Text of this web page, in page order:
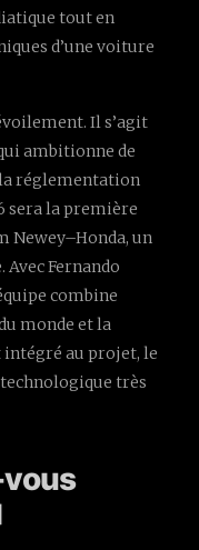
tout en
d’une voiture
Il s’agit
ambitionne de
réglementation
sera la première
Newey–Honda, un
Fernando
combine
monde et la
au projet, le
très